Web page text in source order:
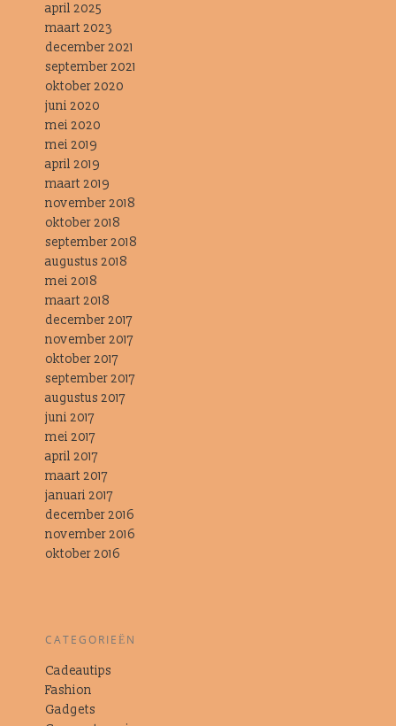
april 2025
maart 2023
december 2021
september 2021
oktober 2020
juni 2020
mei 2020
mei 2019
april 2019
maart 2019
november 2018
oktober 2018
september 2018
augustus 2018
mei 2018
maart 2018
december 2017
november 2017
oktober 2017
september 2017
augustus 2017
juni 2017
mei 2017
april 2017
maart 2017
januari 2017
december 2016
november 2016
oktober 2016
CATEGORIEËN
Cadeautips
Fashion
Gadgets